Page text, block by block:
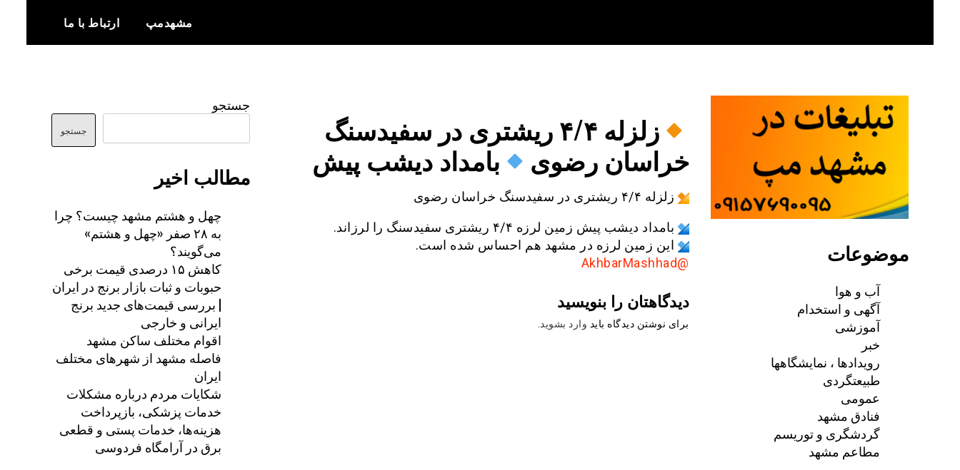
content
مشهدمپ ارتباط با ما
زلزله ۴/۴ ریشتری در سفیدسنگ
خراسان رضوی
بامداد دیشب پیش
زلزله ۴/۴ ریشتری در سفیدسنگ خراسان رضوی
بامداد دیشب پیش زمین لرزه ۴/۴ ریشتری سفیدسنگ را لرزاند.
این زمین لرزه در مشهد هم احساس شده است.
@AkhbarMashhad
دیدگاهتان را بنویسید
برای نوشتن دیدگاه باید وارد بشوید
جستجو
جستجو
مطالب اخیر
چهل و هشتم مشهد چیست؟ چرا
به ۲۸ صفر «چهل و هشتم»
می‌گویند؟
کاهش ۱۵ درصدی قیمت برخی
حبوبات و ثبات بازار برنج در ایران
| بررسی قیمت‌های جدید برنج
ایرانی و خارجی
اقوام مختلف ساکن مشهد
فاصله مشهد از شهرهای مختلف
ایران
شکایات مردم درباره مشکلات
خدمات پزشکی، بازپرداخت
هزینه‌ها، خدمات پستی و قطعی
برق در آرامگاه فردوسی
موضوعات
آب و هوا
آگهی و استخدام
آموزشی
خبر
رویدادها ، نمایشگاهها
طبیعتگردی
عمومی
فنادق مشهد
گردشگری و توریسم
مطاعم مشهد